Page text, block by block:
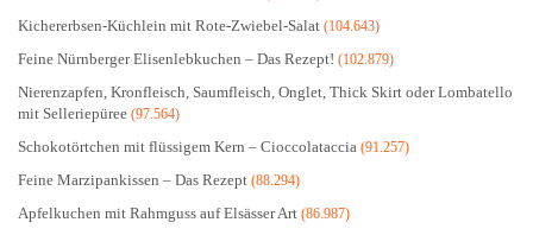
Kichererbsen-Küchlein mit Rote-Zwiebel-Salat (104.643)
Feine Nürnberger Elisenlebkuchen – Das Rezept! (102.879)
Nierenzapfen, Kronfleisch, Saumfleisch, Onglet, Thick Skirt oder Lombatello
mit Selleriepüree (97.564)
Schokotörtchen mit flüssigem Kern – Cioccolataccia (91.257)
Feine Marzipankissen – Das Rezept (88.294)
Apfelkuchen mit Rahmguss auf Elsässer Art (86.987)